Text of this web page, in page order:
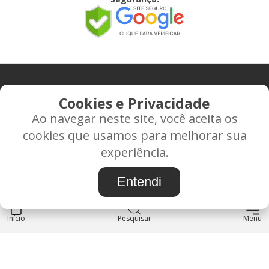
Início Pesquisar Menu
CONTATO
Rua Alice Frateano Figueiredo, 11-44 - Vila Triagem -
BAURU/SP - CEP: 17.030-038
CNPJ: 37.022.538/0001-07
INSTITUCIONAL
Cookies e Privacidade
Ao navegar neste site, você aceita os
cookies que usamos para melhorar sua
experiência.
Entendi